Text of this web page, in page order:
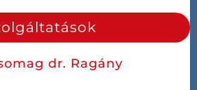
dr. Ragány